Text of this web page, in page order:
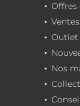
Offres
Outlet
Nos